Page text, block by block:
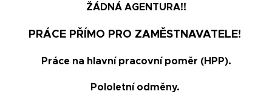
ŽÁDNÁ AGENTURA!!
PRÁCE PŘÍMO PRO ZAMĚSTNAVATELE!
Práce na hlavní pracovní poměr (HPP).
Pololetní odměny.